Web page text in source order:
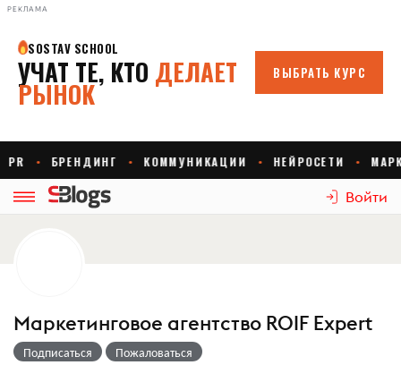
РЕКЛАМА
Войти
Маркетинговое агентство ROIF Expert
Подписаться Пожаловаться